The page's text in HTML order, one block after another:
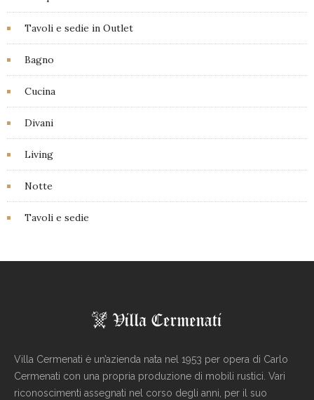
Tavoli e sedie in Outlet
Bagno
Cucina
Divani
Living
Notte
Tavoli e sedie
Villa Cermenati è un’azienda nata nel 1953 per opera di Carlo
Cermenati con una propria produzione di mobili rustici. Vari
riconoscimenti assegnati nel corso degli anni, per il suo